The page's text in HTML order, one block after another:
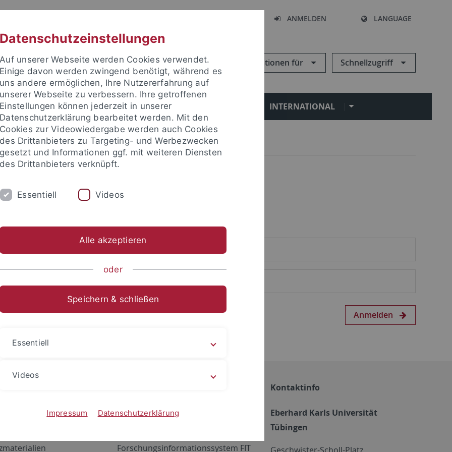
ANMELDEN LANGUAGE
Informationen für Schnellzugriff
FORSCHUNG EINRICHTUNGEN INTERNATIONAL
um sich anzumelden:
Anmelden
Netzwerk
ALMA
Forschungsinformationssystem FIT
Kontaktinfo
Eberhard Karls Universität
Tübingen
Datenschutzeinstellungen
Auf unserer Webseite werden Cookies verwendet.
Einige davon werden zwingend benötigt, während es
uns andere ermöglichen, Ihre Nutzererfahrung auf
unserer Webseite zu verbessern. Ihre getroffenen
Einstellungen können jederzeit in unserer
Datenschutzerklärung bearbeitet werden. Mit den
Cookies zur Videowiedergabe werden auch Cookies
des Drittanbieters zu Targeting- und Werbezwecken
gesetzt und Informationen ggf. mit weiteren Diensten
des Drittanbieters verknüpft.
Essentiell Videos
Alle akzeptieren
oder
Speichern & schließen
Essentiell
Videos
Impressum Datenschutzerklärung